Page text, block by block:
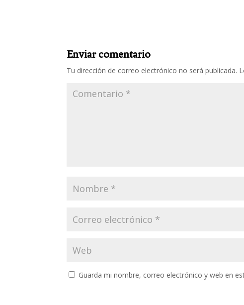
Enviar comentario
Tu dirección de correo electrónico no será publicada.
Guarda mi nombre, correo electrónico y web en